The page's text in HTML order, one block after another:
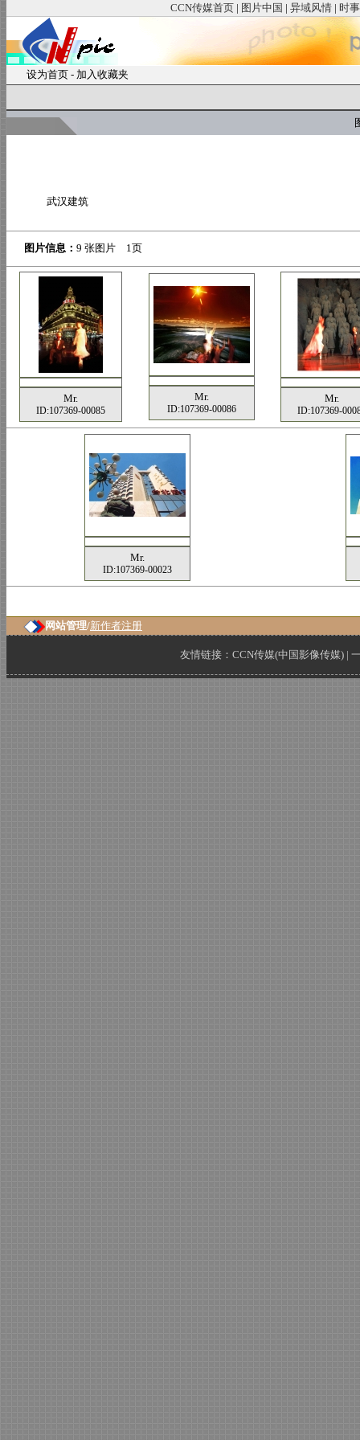
CCN传媒首页 | 图片中国 | 异域风情 | 时
设为首页 - 加入收藏夹
武汉建筑
图片信息： 9 张图片 1页
Mr.
ID:107369-00085
Mr.
ID:107369-00086
Mr.
ID:107369-
Mr.
ID:107369-00023
网站管理/新作者注册
友情链接： CCN传媒(中国影像传媒) |